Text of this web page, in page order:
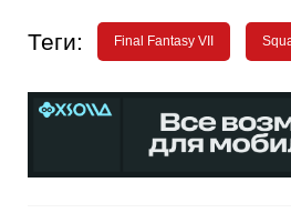
Теги: Final Fantasy VII